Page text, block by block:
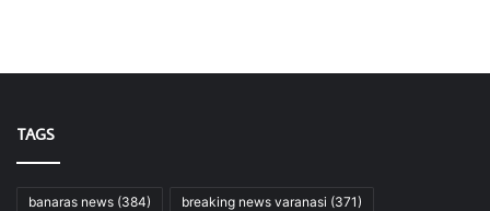
TAGS
banaras news (384) breaking news varanasi (371)